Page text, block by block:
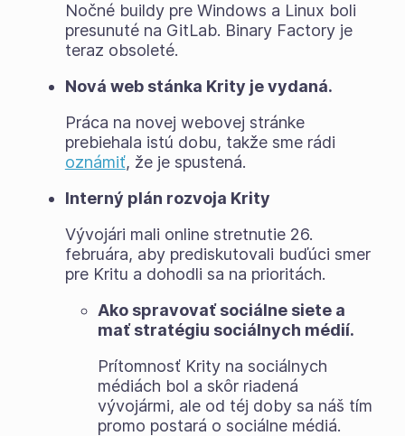
Nočné buildy pre Windows a Linux boli
presunuté na GitLab. Binary Factory je
teraz obsoleté.
Nová web stánka Krity je vydaná.
Práca na novej webovej stránke
prebiehala istú dobu, takže sme rádi
oznámiť, že je spustená.
Interný plán rozvoja Krity
Vývojári mali online stretnutie 26.
februára, aby prediskutovali buďúci smer
pre Kritu a dohodli sa na prioritách.
Ako spravovať sociálne siete a
mať stratégiu sociálnych médií.
Prítomnosť Krity na sociálnych
médiách bol a skôr riadená
vývojármi, ale od téj doby sa náš tím
promo postará o sociálne médiá.